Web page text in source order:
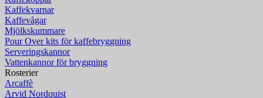
Kaffekvarnar
Kaffevågar
Mjölkskummare
Pour Over kits för kaffebryggning
Serveringskannor
Vattenkannor för bryggning
Rosterier
Arcaffè
Arvid Nordquist